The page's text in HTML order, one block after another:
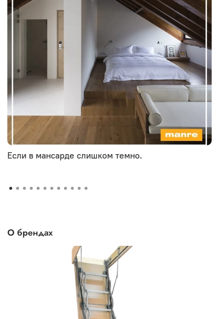
Если в мансарде слишком темно.
О брендах